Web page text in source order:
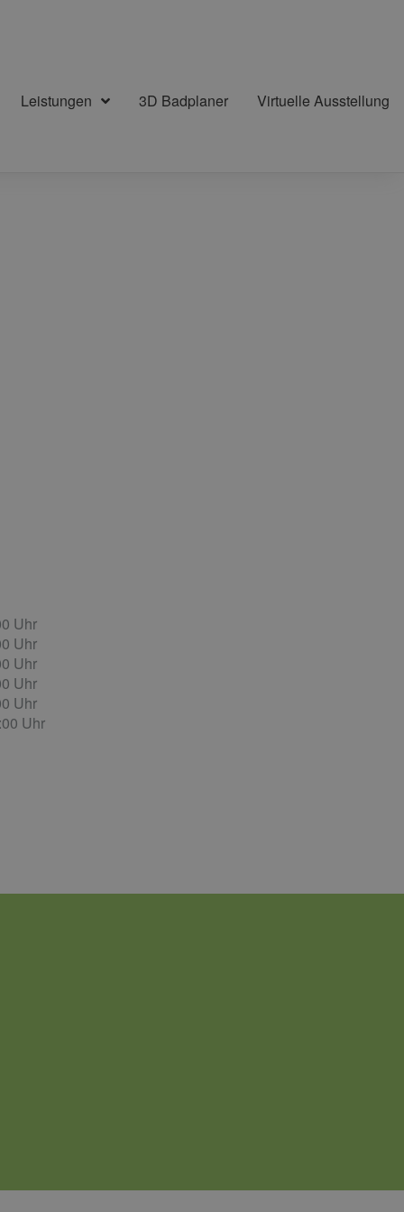
Leistungen 3D Badplaner Virtuelle Ausstellung
Uhr
Uhr
Uhr
Uhr
Uhr
Uhr